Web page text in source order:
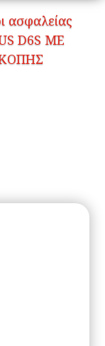
ασφαλείας
D6S ΜΕ